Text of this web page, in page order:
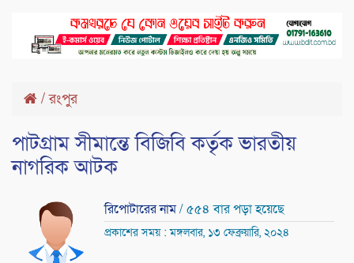
/রংপুর
পাটগ্রাম সীমান্তে বিজিবি কর্তৃক ভারতীয়
নাগরিক আটক
রিপোটারের নাম/ ৫৫৪ বার পড়া হয়েছে
প্রকাশের সময় : মঙ্গলবার, ১৩ ফেব্রুয়ারি, ২০২৪